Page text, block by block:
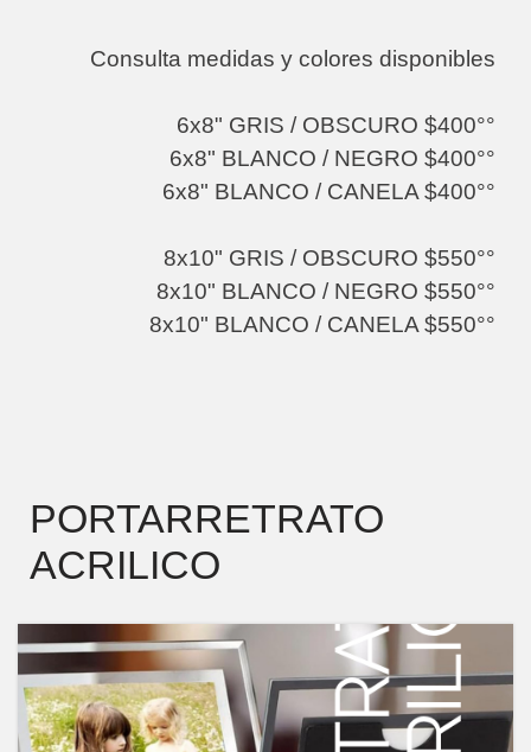
Consulta medidas y colores disponibles
6x8" GRIS / OBSCURO $400°°
6x8" BLANCO / NEGRO $400°°
6x8" BLANCO / CANELA $400°°
8x10" GRIS / OBSCURO $550°°
8x10" BLANCO / NEGRO $550°°
8x10" BLANCO / CANELA $550°°
PORTARRETRATO
ACRILICO